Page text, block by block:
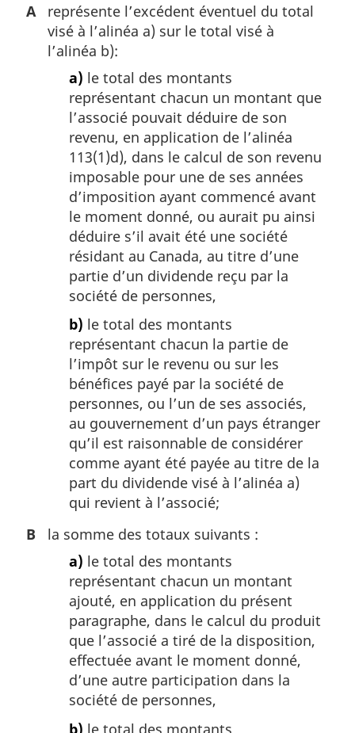
A
représente l’excédent éventuel du total
visé à l’alinéa a) sur le total visé à
l’alinéa b):
a) le total des montants
représentant chacun un montant que
l’associé pouvait déduire de son
revenu, en application de l’alinéa
113(1)d), dans le calcul de son revenu
imposable pour une de ses années
d’imposition ayant commencé avant
le moment donné, ou aurait pu ainsi
déduire s’il avait été une société
résidant au Canada, au titre d’une
partie d’un dividende reçu par la
société de personnes,
b) le total des montants
représentant chacun la partie de
l’impôt sur le revenu ou sur les
bénéfices payé par la société de
personnes, ou l’un de ses associés,
au gouvernement d’un pays étranger
qu’il est raisonnable de considérer
comme ayant été payée au titre de la
part du dividende visé à l’alinéa a)
qui revient à l’associé;
B
la somme des totaux suivants :
a) le total des montants
représentant chacun un montant
ajouté, en application du présent
paragraphe, dans le calcul du produit
que l’associé a tiré de la disposition,
effectuée avant le moment donné,
d’une autre participation dans la
société de personnes,
b) le total des montants